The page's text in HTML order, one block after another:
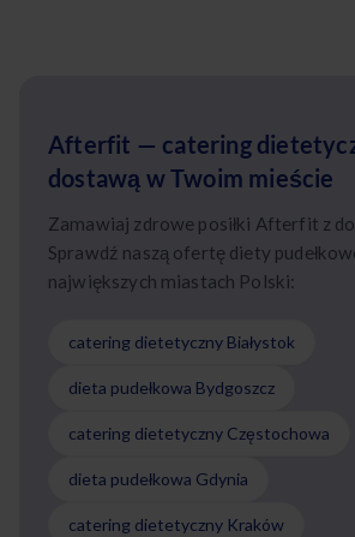
Afterfit — catering
dostawą w Twoim mieście
Zamawiaj zdrowe posiłki Afterfit z
Sprawdź naszą ofertę diety
największych miastach Polski:
catering dietetyczny Białystok
dieta pudełkowa Bydgoszcz
catering dietetyczny Częstochowa
dieta pudełkowa Gdynia
catering dietetyczny Kraków